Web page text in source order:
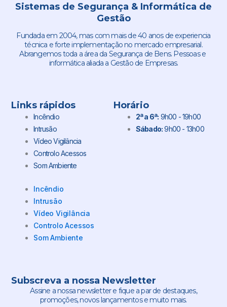
Sistemas de Segurança & Informática de
Gestão
Fundada em 2004, mas com mais de 40 anos de experiencia
técnica e forte implementação no mercado empresarial.
Abrangemos toda a área da Segurança de Bens. Pessoas e
informática aliada a Gestão de Empresas.
Links rápidos
Incêndio
Intrusão
Vídeo Vigilância
Controlo Acessos
Som Ambiente
Incêndio
Intrusão
Vídeo Vigilância
Controlo Acessos
Som Ambiente
Horário
2ª a 6ª: 9h00 - 19h00
Sábado:9h00 - 13h00
Subscreva a nossa Newsletter
Assine a nossa newsletter e fique a par de destaques,
promoções, novos lançamentos e muito mais.